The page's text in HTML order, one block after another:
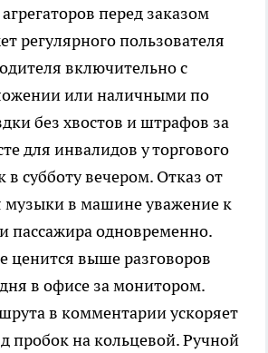
перед заказом
регулярного пользователя
включительно с
или наличными по
без хвостов и штрафов за
для инвалидов у торгового
в субботу вечером. Отказ от
в машине уважение к
пассажира одновременно.
ценится выше разговоров
в офисе за монитором.
в комментарии ускоряет
пробок на кольцевой. Ручной